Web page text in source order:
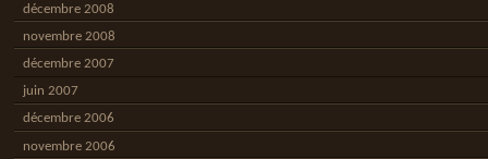
décembre 2008
novembre 2008
décembre 2007
juin 2007
décembre 2006
novembre 2006